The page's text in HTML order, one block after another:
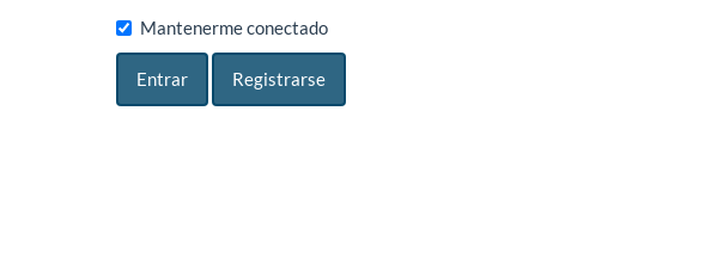
Mantenerme conectado
Entrar Registrarse